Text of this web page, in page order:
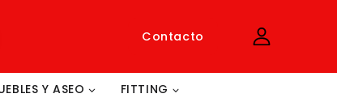
Contacto
Y ASEO FITTING